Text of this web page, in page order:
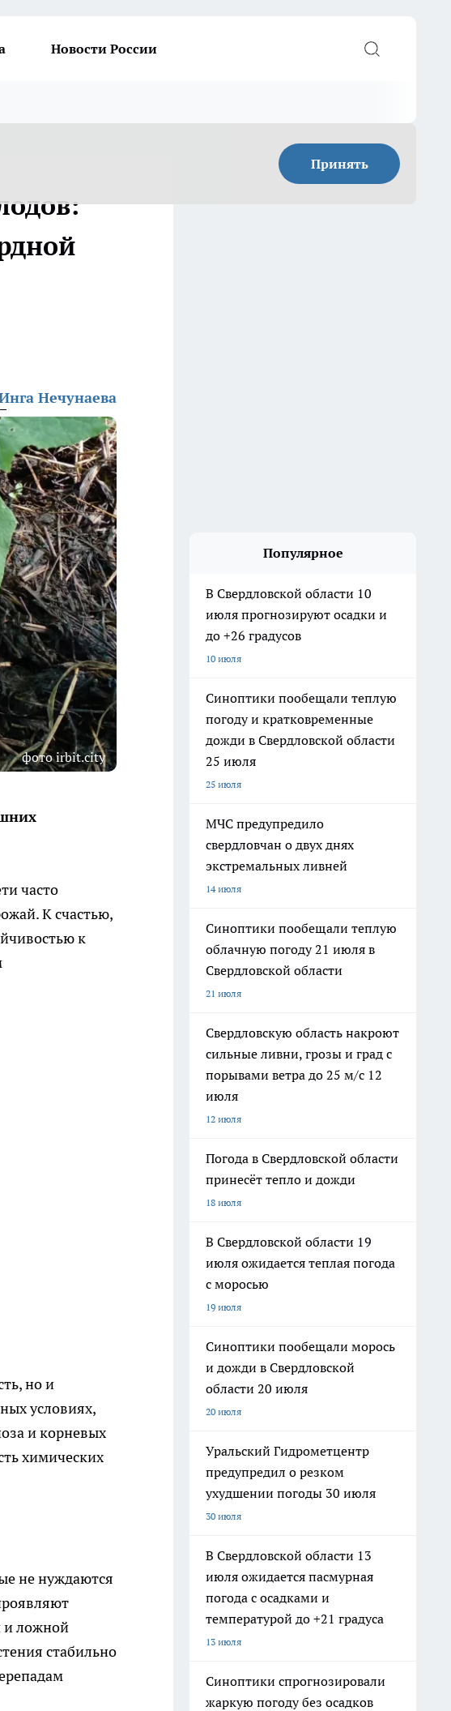
Новости России
Принять
Нечунаева
фото irbit.city
часто
К счастью,
к
но и
условиях,
и корневых
химических
не нуждаются
и ложной
стабильно
Популярное
В Свердловской области 10
июля прогнозируют осадки и
до +26 градусов
10 июля
Синоптики пообещали теплую
погоду и кратковременные
дожди в Свердловской области
25 июля
25 июля
МЧС предупредило
свердловчан о двух днях
экстремальных ливней
14 июля
Синоптики пообещали теплую
облачную погоду 21 июля в
Свердловской области
21 июля
Свердловскую область накроют
сильные ливни, грозы и град с
порывами ветра до 25 м/с 12
июля
12 июля
Погода в Свердловской области
принесёт тепло и дожди
18 июля
В Свердловской области 19
июля ожидается теплая погода
с моросью
19 июля
Синоптики пообещали морось
и дожди в Свердловской
области 20 июля
20 июля
Уральский Гидрометцентр
предупредил о резком
ухудшении погоды 30 июля
30 июля
В Свердловской области 13
июля ожидается пасмурная
погода с осадками и
температурой до +21 градуса
13 июля
Синоптики спрогнозировали
жаркую погоду без осадков